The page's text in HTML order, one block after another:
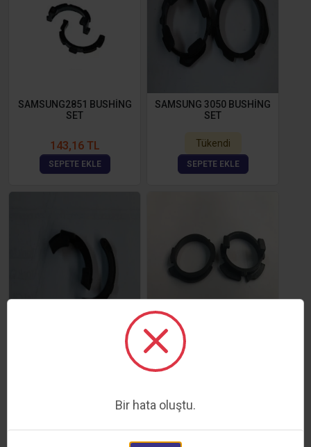
SAMSUNG2851 BUSHİNG
SET
143,16 TL
SEPETE EKLE
SAMSUNG 3050 BUSHİNG
SET
Tükendi
SEPETE EKLE
SAMSUNG 2165 BUSHİNG
SAMSUNG 4623 BUSHİNG
Bir hata oluştu.